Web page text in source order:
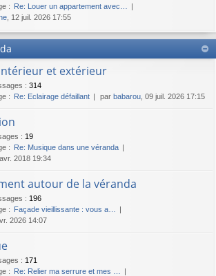
: Re: Louer un appartement avec…
, 12 juil. 2026 17:55
et extérieur
: 314
: Re: Eclairage défaillant par babarou , 09 juil. 2026 17:15
: 19
: Re: Musique dans une véranda
avr. 2018 19:34
autour de la véranda
: 196
: Façade vieillissante : vous a…
2026 14:07
: 171
: Re: Relier ma serrure et mes …